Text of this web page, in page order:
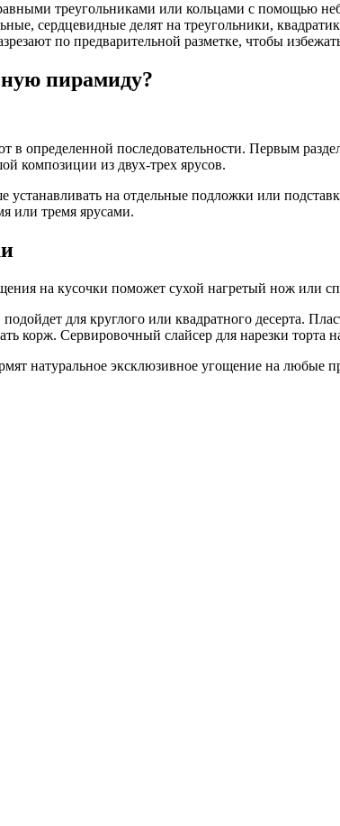
треугольниками или кольцами с помощью
сердцевидные делят на треугольники,
по предварительной разметке, чтобы
пирамиду?
в определенной последовательности. Первым
композиции из двух-трех ярусов.
на отдельные подложки или
или тремя ярусами.
на кусочки поможет сухой нагретый нож или
для круглого или квадратного десерта.
корж. Сервировочный слайсер для нарезки торта
натуральное эксклюзивное угощение на любые